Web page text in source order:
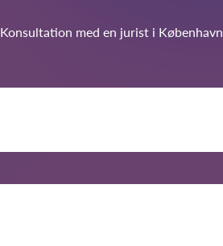
Konsultation med en jurist i København